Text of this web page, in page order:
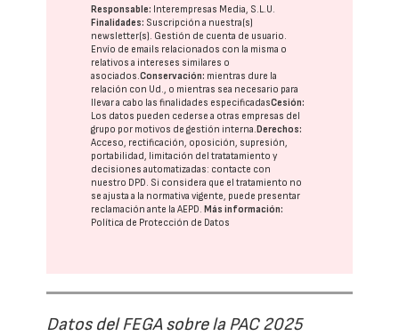
Responsable: Interempresas Media, S.L.U.
Finalidades: Suscripción a nuestra(s)
newsletter(s). Gestión de cuenta de usuario.
Envío de emails relacionados con la misma o
relativos a intereses similares o
asociados.Conservación: mientras dure la
relación con Ud., o mientras sea necesario para
llevar a cabo las finalidades especificadasCesión:
Los datos pueden cederse a otras empresas del
grupo por motivos de gestión interna.Derechos:
Acceso, rectificación, oposición, supresión,
portabilidad, limitación del tratatamiento y
decisiones automatizadas: contacte con
nuestro DPD. Si considera que el tratamiento no
se ajusta a la normativa vigente, puede presentar
reclamación ante laAEPD.Más información:
Política de Protección de Datos
Datos del FEGA sobre la PAC 2025